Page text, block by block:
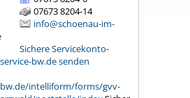
07673 8204-14
info@schoenau-im-
Sichere Servicekonto-
bw.de senden
intelliform/forms/gvv-